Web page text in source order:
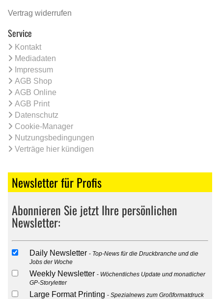
Vertrag widerrufen
Service
Kontakt
Mediadaten
Impressum
AGB Shop
AGB Online
AGB Print
Datenschutz
Cookie-Manager
Nutzungsbedingungen
Verträge hier kündigen
Newsletter für Profis
Abonnieren Sie jetzt Ihre persönlichen
Newsletter:
Daily Newsletter
Top-News für die Druckbranche und die
Jobs der Woche
Weekly Newsletter
Wöchentliches Update und monatlicher
GP-Storyletter
Large Format Printing Spezialnews zum Großformatdruck